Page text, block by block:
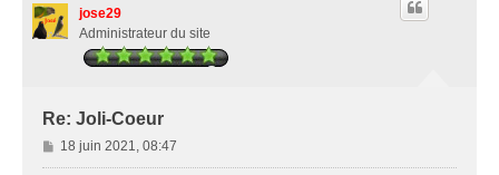
jose29
Administrateur du site
Re: Joli-Coeur
M
e
18 juin 2021, 08:47